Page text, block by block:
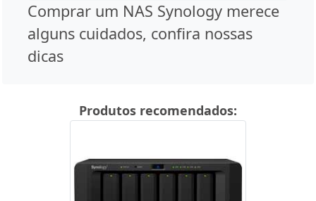
Comprar um NAS Synology merece
alguns cuidados, confira nossas
dicas
Produtos recomendados: